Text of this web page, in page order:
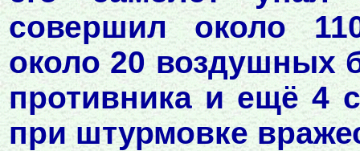
совершил около
около 20 воздушных
противника и ещё 4
при штурмовке